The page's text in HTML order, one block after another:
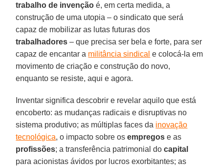
trabalho de invenção é, em certa medida, a
construção de uma utopia – o sindicato que será
capaz de mobilizar as lutas futuras dos
trabalhadores – que precisa ser bela e forte, para ser
capaz de encantar a militância sindical e colocá-la em
movimento de criação e construção do novo,
enquanto se resiste, aqui e agora.
Inventar significa descobrir e revelar aquilo que está
encoberto: as mudanças radicais e disruptivas no
sistema produtivo; as múltiplas faces da inovação
tecnológica, o impacto sobre osempregos e as
profissões; a transferência patrimonial docapital
para acionistas ávidos por lucros exorbitantes; as